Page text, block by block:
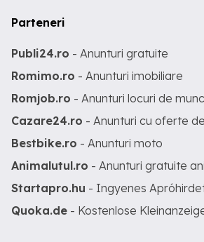
Parteneri
Publi24.ro - Anunturi gratuite
Romimo.ro - Anunturi imobiliare
Romjob.ro - Anunturi locuri de
Cazare24.ro - Anunturi cu oferte
Bestbike.ro - Anunturi moto
Animalutul.ro - Anunturi gratuite
Startapro.hu - Ingyenes
Quoka.de - Kostenlose